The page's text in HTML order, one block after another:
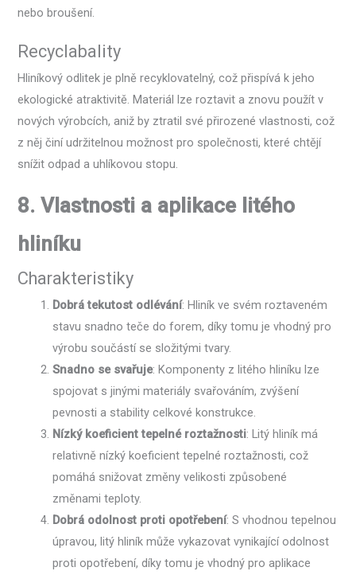
nebo broušení.
Recyclabality
Hliníkový odlitek je plně recyklovatelný, což přispívá k jeho
ekologické atraktivitě. Materiál lze roztavit a znovu použít v
nových výrobcích, aniž by ztratil své přirozené vlastnosti, což
z něj činí udržitelnou možnost pro společnosti, které chtějí
snížit odpad a uhlíkovou stopu.
8. Vlastnosti a aplikace litého
hliníku
Charakteristiky
Dobrá tekutost odlévání: Hliník ve svém roztaveném
stavu snadno teče do forem, díky tomu je vhodný pro
výrobu součástí se složitými tvary.
Snadno se svařuje: Komponenty z litého hliníku lze
spojovat s jinými materiály svařováním, zvýšení
pevnosti a stability celkové konstrukce.
Nízký koeficient tepelné roztažnosti: Litý hliník má
relativně nízký koeficient tepelné roztažnosti, což
pomáhá snižovat změny velikosti způsobené
změnami teploty.
Dobrá odolnost proti opotřebení: S vhodnou tepelnou
úpravou, litý hliník může vykazovat vynikající odolnost
proti opotřebení, díky tomu je vhodný pro aplikace